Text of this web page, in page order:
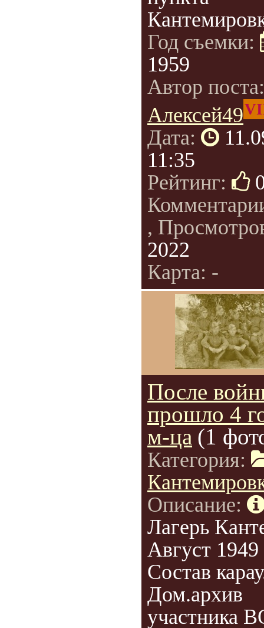
Год съемки:
1959
Автор
Алексей49
Дата:
11:35
Рейтинг:
,
2022
Карта: -
После
прошло 4
м-ца (1
Категория:
Описание:
Лагерь
Август 1949
Состав
Дом.архив
участника